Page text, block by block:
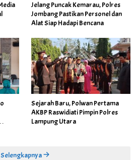
Jelang Puncak Kemarau, Polres
Jombang Pastikan Personel dan
Alat Siap Hadapi Bencana
Sejarah Baru, Polwan Pertama
AKBP Raswidiati Pimpin Polres
Lampung Utara
Selengkapnya